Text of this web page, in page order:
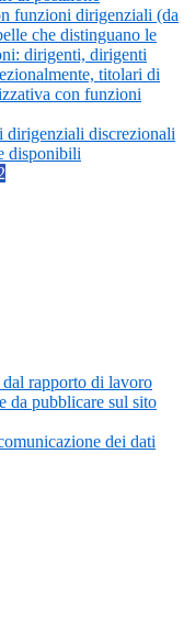
funzioni dirigenziali (da
che distinguano le
dirigenti, dirigenti
titolari di
con funzioni
dirigenziali discrezionali
disponibili
rapporto di lavoro
da pubblicare sul sito
dei dati